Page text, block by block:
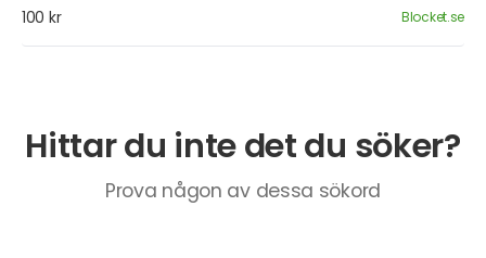
100 kr Blocket.se
Hittar du inte det du söker?
Prova någon av dessa sökord